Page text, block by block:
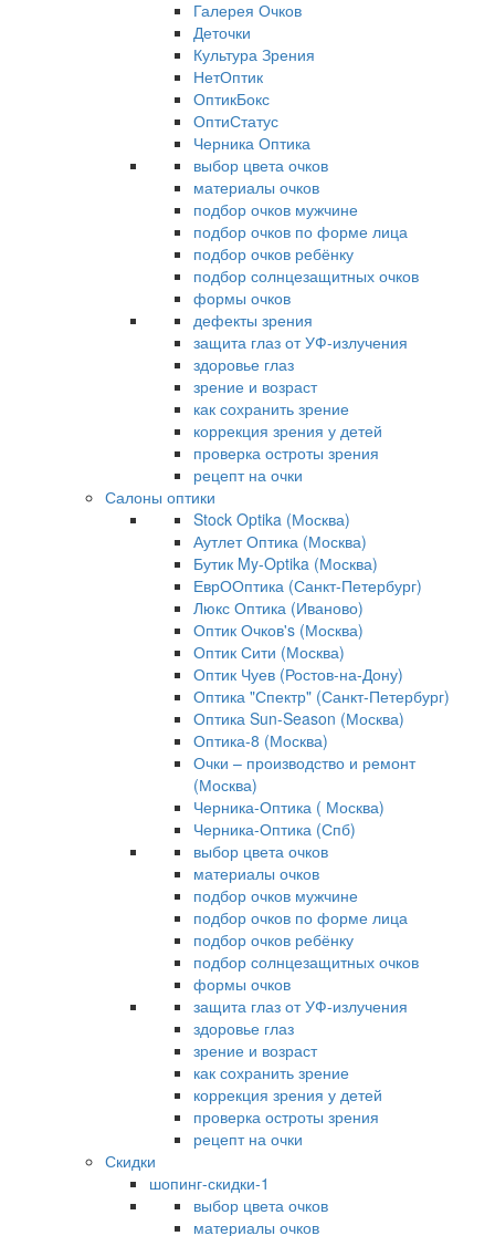
Галерея Очков
Деточки
Культура Зрения
НетОптик
ОптикБокс
ОптиСтатус
Черника Оптика
выбор цвета очков
материалы очков
подбор очков мужчине
подбор очков по форме лица
подбор очков ребёнку
подбор солнцезащитных очков
формы очков
дефекты зрения
защита глаз от УФ-излучения
здоровье глаз
зрение и возраст
как сохранить зрение
коррекция зрения у детей
проверка остроты зрения
рецепт на очки
Салоны оптики
Stock Optika (Москва)
Аутлет Оптика (Москва)
Бутик My-Optika (Москва)
ЕврООптика (Санкт-Петербург)
Люкс Оптика (Иваново)
Оптик Очков's (Москва)
Оптик Сити (Москва)
Оптик Чуев (Ростов-на-Дону)
Оптика "Спектр" (Санкт-Петербург)
Оптика Sun-Season (Москва)
Оптика-8 (Москва)
Очки – производство и ремонт
(Москва)
Черника-Оптика ( Москва)
Черника-Оптика (Спб)
выбор цвета очков
материалы очков
подбор очков мужчине
подбор очков по форме лица
подбор очков ребёнку
подбор солнцезащитных очков
формы очков
защита глаз от УФ-излучения
здоровье глаз
зрение и возраст
как сохранить зрение
коррекция зрения у детей
проверка остроты зрения
рецепт на очки
Скидки
шопинг-скидки-1
выбор цвета очков
материалы очков